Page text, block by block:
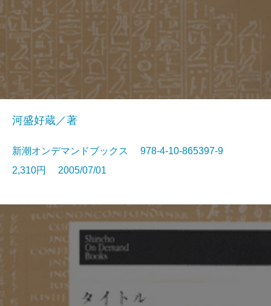
河盛好蔵／著
新潮オンデマンドブックス 978-4-10-865397-9
2,310円 2005/07/01